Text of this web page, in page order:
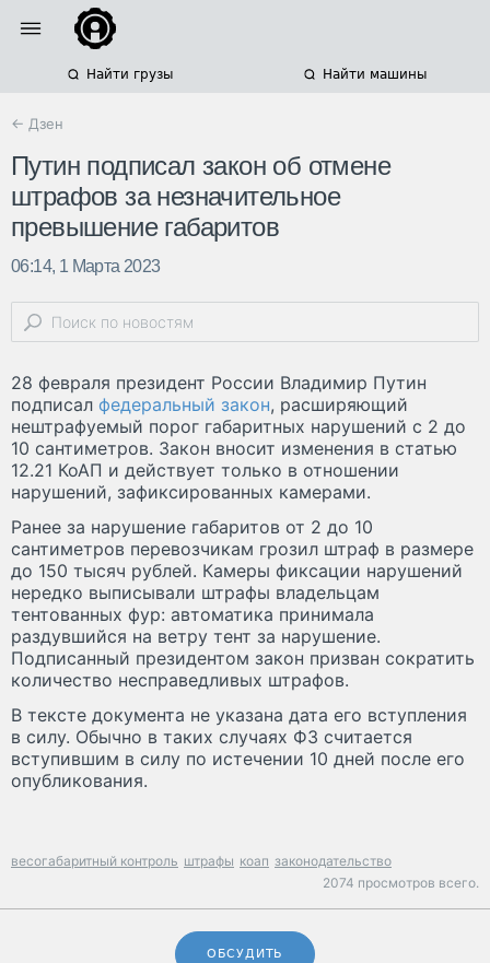
Найти грузы Найти машины
← Дзен
Путин подписал закон об отмене
штрафов за незначительное
превышение габаритов
06:14, 1 Марта 2023
28 февраля президент России Владимир Путин
подписал федеральный закон, расширяющий
нештрафуемый порог габаритных нарушений с 2 до
10 сантиметров. Закон вносит изменения в статью
12.21 КоАП и действует только в отношении
нарушений, зафиксированных камерами.
Ранее за нарушение габаритов от 2 до 10
сантиметров перевозчикам грозил штраф в размере
до 150 тысяч рублей. Камеры фиксации нарушений
нередко выписывали штрафы владельцам
тентованных фур: автоматика принимала
раздувшийся на ветру тент за нарушение.
Подписанный президентом закон призван сократить
количество несправедливых штрафов.
В тексте документа не указана дата его вступления
в силу. Обычно в таких случаях ФЗ считается
вступившим в силу по истечении 10 дней после его
опубликования.
весогабаритный контроль штрафы коап законодательство
2074 просмотров всего.
ОБСУДИТЬ